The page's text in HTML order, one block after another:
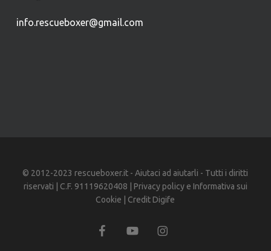
info.rescueboxer@gmail.com
© 2012-2023 rescueboxer.it - Aiutaci ad aiutarli - Tutti i diritti
riservati | C.F. 91119620408 | Privacy policye Informativa sui
Cookie | Credit Digife
facebookyoutube instagram